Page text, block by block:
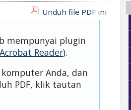
Unduh file PDF ini
mempunyai plugin
Reader).
Anda, dan
PDF, klik tautan